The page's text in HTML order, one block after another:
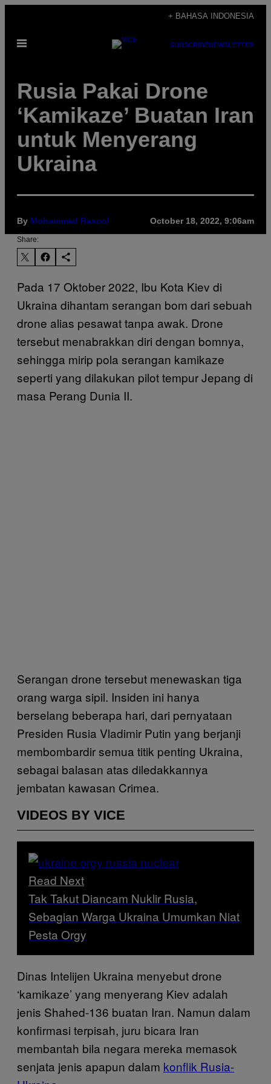
content
+ BAHASA INDONESIA
Open
SUBSCRIBENEWSLETTER
Rusia Pakai Drone
‘Kamikaze’ Buatan Iran
untuk Menyerang
Ukraina
By Mohammed Rasool October 18, 2022, 9:06am
Share:
Pada 17 Oktober 2022, Ibu Kota Kiev di
Ukraina dihantam serangan bom dari sebuah
drone alias pesawat tanpa awak. Drone
tersebut menabrakkan diri dengan bomnya,
sehingga mirip pola serangan kamikaze
seperti yang dilakukan pilot tempur Jepang di
masa Perang Dunia II.
Serangan drone tersebut menewaskan tiga
orang warga sipil. Insiden ini hanya
berselang beberapa hari, dari pernyataan
Presiden Rusia Vladimir Putin yang berjanji
membombardir semua titik penting Ukraina,
sebagai balasan atas diledakkannya
jembatan kawasan Crimea.
VIDEOS BY VICE
Read Next
Tak Takut Diancam Nuklir Rusia,
Sebagian Warga Ukraina Umumkan Niat
Pesta Orgy
Dinas Intelijen Ukraina menyebut drone
‘kamikaze’ yang menyerang Kiev adalah
jenis Shahed-136 buatan Iran. Namun dalam
konfirmasi terpisah, juru bicara Iran
membantah bila negara mereka memasok
senjata jenis apapun dalam konflik Rusia-